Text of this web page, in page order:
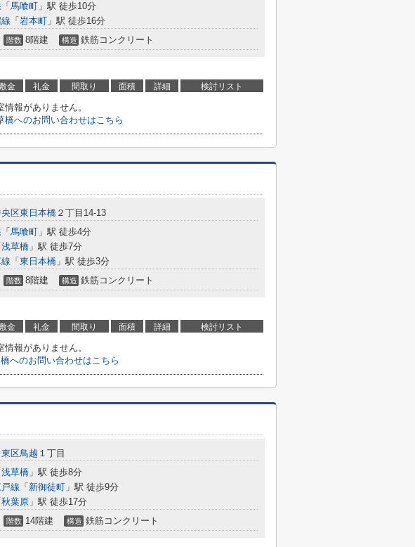
「 馬喰町 」駅 徒歩10分
「 岩本町 」駅 徒歩16分
階数 8階建 構造 鉄筋コンクリート
金 礼金 間取り 面積 詳細 検討リスト
情報がありません。
橋へのお問い合わせはこちら
区東日本橋 ２丁目14-13
「 馬喰町 」駅 徒歩4分
浅草橋 」駅 徒歩7分
「 東日本橋 」駅 徒歩3分
階数 8階建 構造 鉄筋コンクリート
金 礼金 間取り 面積 詳細 検討リスト
情報がありません。
へのお問い合わせはこちら
東区鳥越 １丁目
浅草橋 」駅 徒歩8分
線 「 新御徒町 」駅 徒歩9分
秋葉原 」駅 徒歩17分
階数 14階建 構造 鉄筋コンクリート